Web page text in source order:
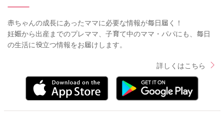
赤ちゃんの成長にあったママに必要な情報が毎日届く！
妊娠から出産までのプレママ、子育て中のママ・パパにも、毎日
の生活に役立つ情報をお届けします。
詳しくはこちら